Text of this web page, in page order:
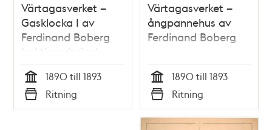
Värtagasverket –
Gasklocka I av
Ferdinand Boberg
(sektionsritning)
Tid
1890 till 1893
Typ
Ritning
Värtagasverket –
ångpannehus av
Ferdinand Boberg
Tid
1890 till 1893
Typ
Ritning